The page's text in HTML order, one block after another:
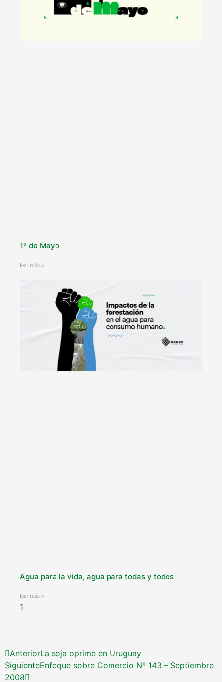
1º de Mayo
leer más »
Agua para la vida, agua para todas y todos
leer más »
AnteriorLa soja oprime en Uruguay
SiguienteEnfoque sobre Comercio Nº 143 – Septiembre
2008